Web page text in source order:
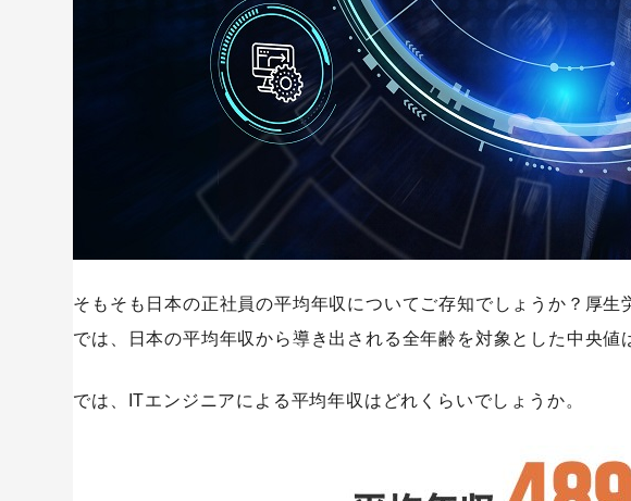
ITエンジニアとして転職を考えてる方へ
リクルートダイレクトスカウト｜株式会社リクルートキャリア
転職ドラフト｜株式会社リブセンス
IT求人ナビ 転職｜株式会社アクロビジョン
OCTOPASS(オクトパス)｜インターノウス株式会社
レバテックキャリア｜レバレジーズ株式会社
TechClipsエージェント｜ｎｏｔａｒｉ株式会社
そもそも日本の正社員の平均年収についてご存知でしょうか？厚
では、日本の平均年収から導き出される全年齢を対象とした中央値
では、ITエンジニアによる平均年収はどれくらいでしょうか。